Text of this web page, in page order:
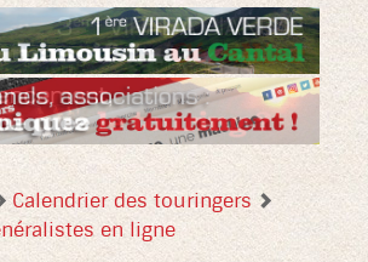
Calendrier des touringers
en ligne